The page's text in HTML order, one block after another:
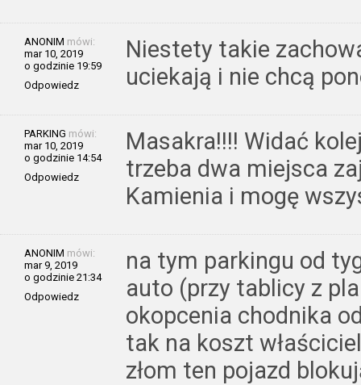
ANONIM mówi:
mar 10, 2019
o godzinie 19:59
Odpowiedz
Niestety takie
uciekają i nie chcą
PARKING mówi:
mar 10, 2019
o godzinie 14:54
Odpowiedz
Masakra!!!! Widać
trzeba dwa miejsca
Kamienia i mogę
ANONIM mówi:
mar 9, 2019
o godzinie 21:34
Odpowiedz
na tym parkingu od
auto (przy tablicy z
okopcenia chodnika
tak na koszt
złom ten pojazd